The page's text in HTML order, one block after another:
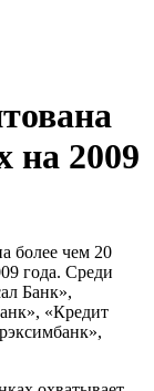
на 2009
более чем 20
года. Среди
Банк»,
«Кредит